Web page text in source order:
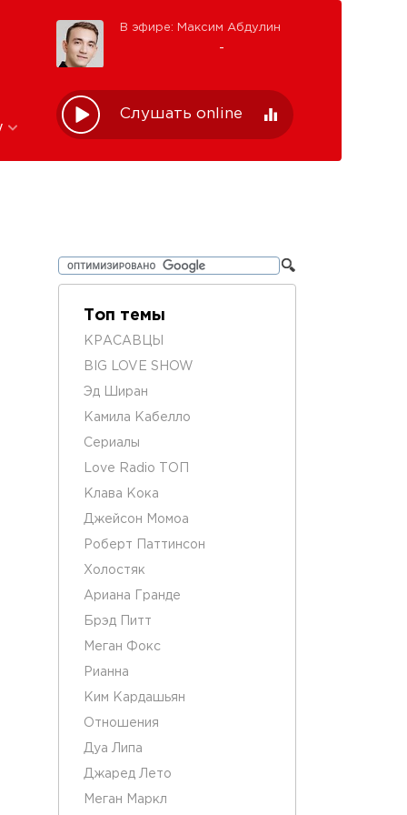
В эфире: Максим Абдулин
Слушать online
Топ темы
КРАСАВЦЫ
BIG LOVE SHOW
Эд Ширан
Камила Кабелло
Сериалы
Love Radio ТОП
Клава Кока
Джейсон Момоа
Роберт Паттинсон
Холостяк
Ариана Гранде
Брэд Питт
Меган Фокс
Рианна
Ким Кардашьян
Отношения
Дуа Липа
Джаред Лето
Меган Маркл